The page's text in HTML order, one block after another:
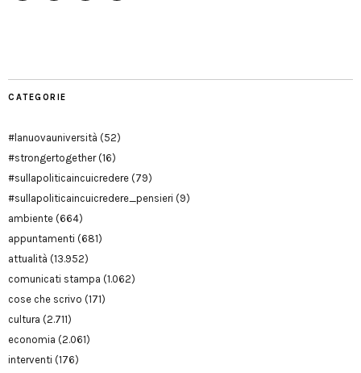
CATEGORIE
#lanuovauniversità (52)
#strongertogether(16)
#sullapoliticaincuicredere (79)
#sullapoliticaincuicredere_pensieri (9)
ambiente (664)
appuntamenti (681)
attualità (13.952)
comunicati stampa (1.062)
cose che scrivo (171)
cultura (2.711)
economia (2.061)
interventi (176)